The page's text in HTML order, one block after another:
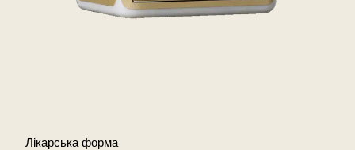
Лікарська форма